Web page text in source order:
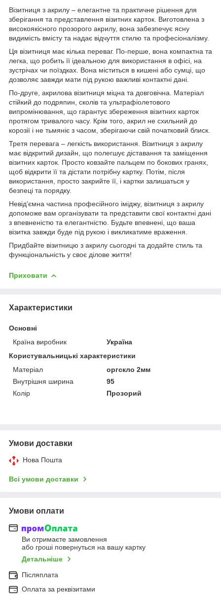
Візитниця з акрилу – елегантне та практичне рішення для
зберігання та представлення візитних карток. Виготовлена з
високоякісного прозорого акрилу, вона забезпечує ясну
видимість вмісту та надає відчуття стилю та професіоналізму.
Ця візитниця має кілька переваг. По-перше, вона компактна та
легка, що робить її ідеальною для використання в офісі, на
зустрічах чи поїздках. Вона міститься в кишені або сумці, що
дозволяє завжди мати під рукою важливі контактні дані.
По-друге, акрилова візитниця міцна та довговічна. Матеріал
стійкий до подряпин, сколів та ультрафіолетового
випромінювання, що гарантує збереження візитних карток
протягом тривалого часу. Крім того, акрил не схильний до
корозії і не тьмяніє з часом, зберігаючи свій початковий блиск.
Третя перевага – легкість використання. Візитниця з акрилу
має відкритий дизайн, що полегшує діставання та заміщення
візитних карток. Просто ковзайте пальцем по бокових гранях,
щоб відкрити її та дістати потрібну картку. Потім, після
використання, просто закрийте її, і картки залишаться у
безпеці та порядку.
Невід'ємна частина професійного іміджу, візитниця з акрилу
допоможе вам організувати та представити свої контактні дані
з впевненістю та елегантністю. Будьте впевнені, що ваша
візитка завжди буде під рукою і викликатиме враження.
Придбайте візитницю з акрилу сьогодні та додайте стиль та
функціональність у своє ділове життя!
Приховати
Характеристики
Основні
Країна виробник
Україна
Користувальницькі характеристики
Матеріал
оргскло 2мм
Внутрішня ширина
95
Колір
Прозорий
Умови доставки
Нова Пошта
Всі умови доставки
Умови оплати
Ви отримаєте замовлення
або гроші повернуться на вашу картку
Детальніше
Післяплата
Оплата за реквізитами